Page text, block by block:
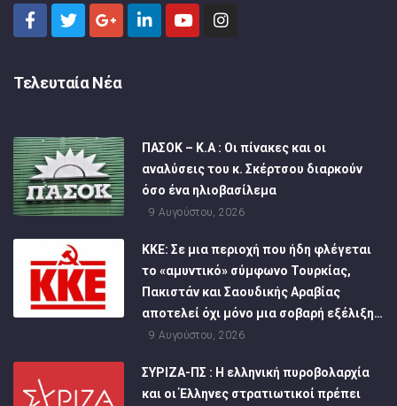
Τελευταία Νέα
ΠΑΣΟΚ – Κ.Α : Οι πίνακες και οι
αναλύσεις του κ. Σκέρτσου διαρκούν
όσο ένα ηλιοβασίλεμα
9 Αυγούστου, 2026
ΚΚΕ: Σε μια περιοχή που ήδη φλέγεται
το «αμυντικό» σύμφωνο Τουρκίας,
Πακιστάν και Σαουδικής Αραβίας
αποτελεί όχι μόνο μια σοβαρή εξέλιξη…
9 Αυγούστου, 2026
ΣΥΡΙΖΑ-ΠΣ : Η ελληνική πυροβολαρχία
και οι Έλληνες στρατιωτικοί πρέπει